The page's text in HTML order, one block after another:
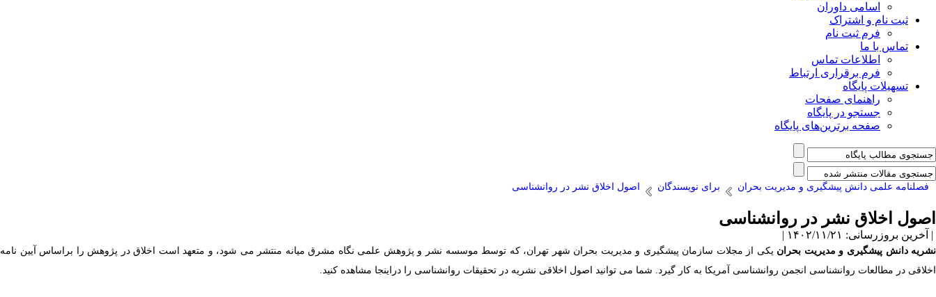
اسامی داوران
ثبت نام و اشتراک
فرم ثبت نام
تماس با ما
اطلاعات تماس
فرم برقراری ارتباط
تسهیلات پایگاه
راهنمای صفحات
جستجو در پایگاه
صفحه برترین‌های پایگاه
فصلنامه علمی دانش پیشگیری و مدیریت بحران برای نویسندگان اصول اخلاق نشر در روانشناسی
اصول اخلاق نشر در روانشناسی
| آخرین بروزرسانی: ۱۴۰۲/۱۱/۲۱ |
نشریه دانش پیشگیری و مدیریت بحران یکی از مجلات سازمان پیشگیری و مدیریت بحران شهر تهران، که توسط موسسه نشر و پژوهش علمی نگاه ‌مشرق ‌میانه منتشر می شود، و متعهد است اخلاق در پژوهش را براساس
آیین نامه
اخلاقی در مطالعات روانشناسی انجمن روانشناسی آمریکا به کار گیرد. شما می توانید اصول اخلاقی نشریه در تحقیقات روانشناسی را دراینجا مشاهده کنید.